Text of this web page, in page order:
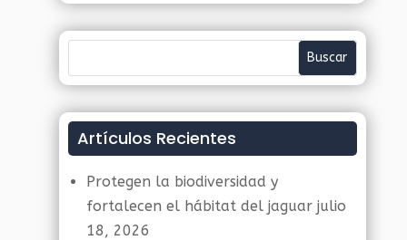
Artículos Recientes
Protegen la biodiversidad y
fortalecen el hábitat del jaguar julio
18, 2026